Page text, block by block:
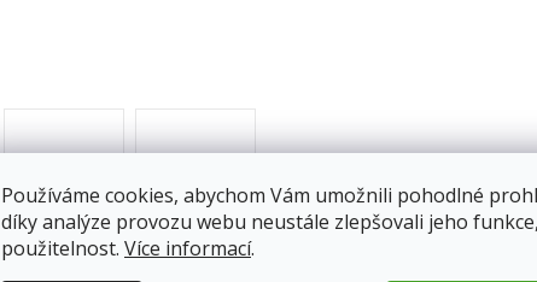
Používáme cookies, abychom Vám umožnili pohodlné
díky analýze provozu webu neustále zlepšovali jeho
použitelnost. Více informací.